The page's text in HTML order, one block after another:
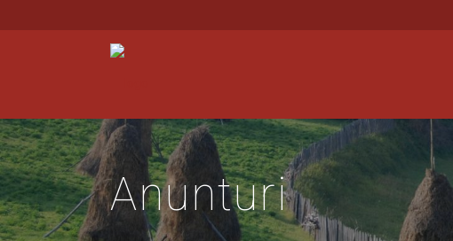
Anunturi